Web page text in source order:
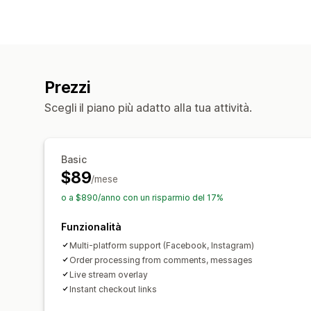
Prezzi
Scegli il piano più adatto alla tua attività.
Basic
$89/mese
o a $890/anno con un risparmio del 17%
Funzionalità
Multi-platform support (Facebook, Instagram)
Order processing from comments, messages
Live stream overlay
Instant checkout links